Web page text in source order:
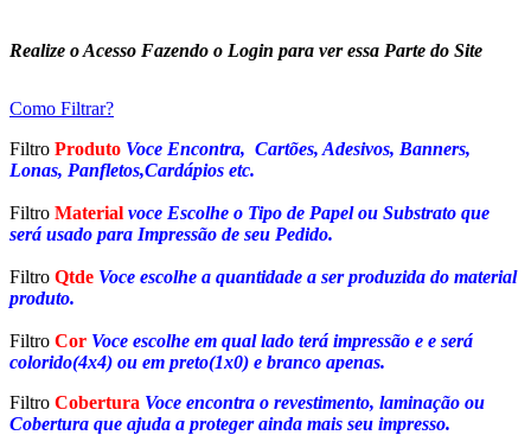
Realize o Acesso Fazendo o Login para ver essa Parte do Site
Como Filtrar?
Filtro Produto Voce Encontra, Cartões, Adesivos, Banners,
Lonas, Panfletos,Cardápios etc.
Filtro Material voce Escolhe o Tipo de Papel ou Substrato que
será usado para Impressão de seu Pedido.
Filtro Qtde Voce escolhe a quantidade a ser produzida do material
produto.
Filtro Cor Voce escolhe em qual lado terá impressão e e será
colorido(4x4) ou em preto(1x0) e branco apenas.
Filtro Cobertura Voce encontra o revestimento, laminação ou
Cobertura que ajuda a proteger ainda mais seu impresso.